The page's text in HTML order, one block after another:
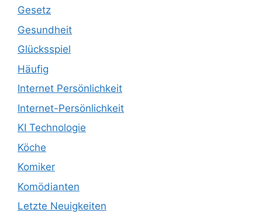
Gesetz
Gesundheit
Glücksspiel
Häufig
Internet Persönlichkeit
Internet-Persönlichkeit
KI Technologie
Köche
Komiker
Komödianten
Letzte Neuigkeiten